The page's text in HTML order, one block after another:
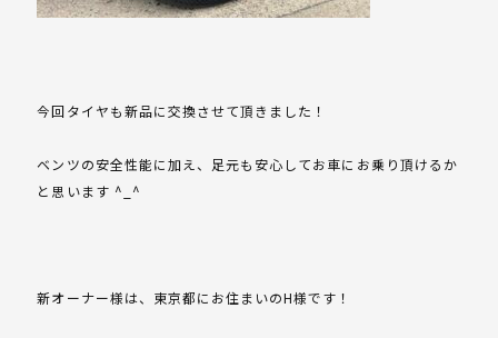
今回タイヤも新品に交換させて頂きました！
ベンツの安全性能に加え、足元も安心してお車にお乗り頂けるか
と思います ^_^
新オーナー様は、東京都にお住まいのH様です！